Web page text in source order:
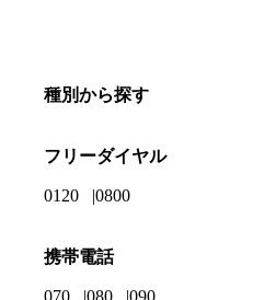
種別から探す
フリーダイヤル
0120 0800
携帯電話